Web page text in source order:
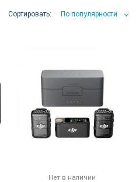
Сортировать: По популярности
По популярности
Нет в наличии